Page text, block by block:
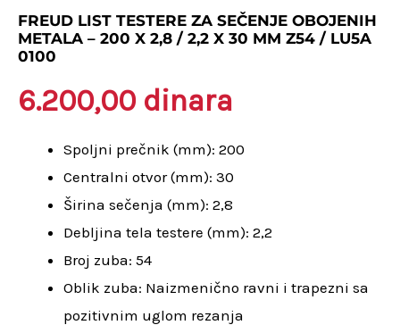
FREUD LIST TESTERE ZA SEČENJE OBOJENIH
METALA – 200 X 2,8 / 2,2 X 30 MM Z54 / LU5A
0100
6.200,00 dinara
Spoljni prečnik (mm): 200
Centralni otvor (mm): 30
Širina sečenja (mm): 2,8
Debljina tela testere (mm): 2,2
Broj zuba: 54
Oblik zuba: Naizmenično ravni i trapezni sa
pozitivnim uglom rezanja
sečenje
obojenih
-